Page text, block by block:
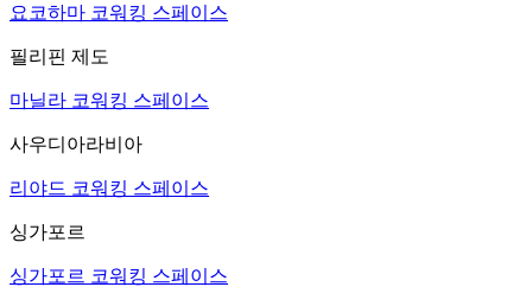
요코하마 코워킹 스페이스
필리핀 제도
마닐라 코워킹 스페이스
사우디아라비아
리야드 코워킹 스페이스
싱가포르
싱가포르 코워킹 스페이스